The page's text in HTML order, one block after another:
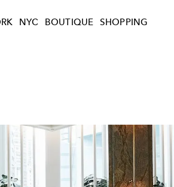
NYC BOUTIQUE
SHOPPING